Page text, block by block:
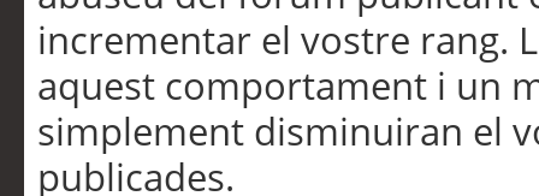
incrementar el vostre rang.
aquest comportament i un
simplement disminuiran el
publicades.